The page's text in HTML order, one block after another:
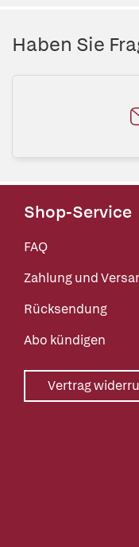
Haben Sie
Shop-Service
FAQ
Zahlung und
Rücksendung
Abo kündigen
Vertrag